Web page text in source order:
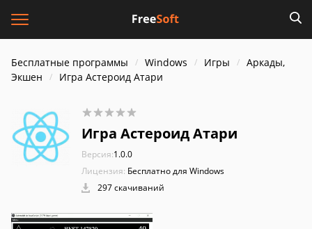
Бесплатные программы Windows Игры
Аркады,
Экшен
Игра Астероид Атари
Игра Астероид Атари
Версия:1.0.0
Лицензия: Бесплатно для Windows
297 скачиваний